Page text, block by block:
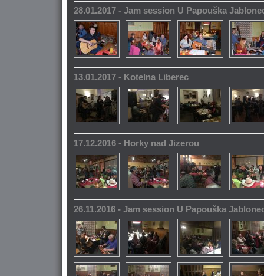
28.01.2017 - Jam session U Papouška
13.01.2017 - Kotelna Liberec
17.12.2016 - Horky nad Jizerou
26.11.2016 - Jam session U Papouška